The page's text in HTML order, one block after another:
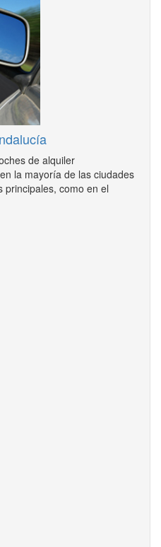
de alquiler
la mayoría de las ciudades
principales, como en el